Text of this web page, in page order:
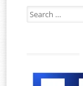
Search
for: